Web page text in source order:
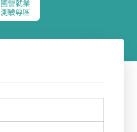
國營就業
測驗專區
台灣菸酒